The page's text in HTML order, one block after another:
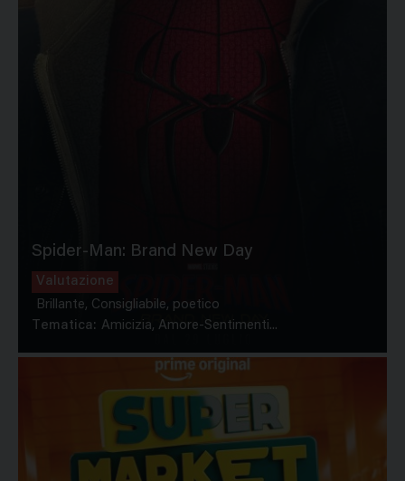
Spider-Man: Brand New Day
Valutazione
Brillante, Consigliabile, poetico
Tematica: Amicizia, Amore-Sentimenti...